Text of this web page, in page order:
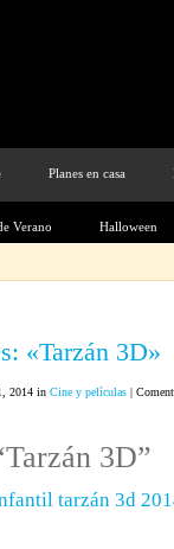
Planes en casa
Verano Halloween
«Tarzán 3D»
2014 in Cine y películas |
3D”